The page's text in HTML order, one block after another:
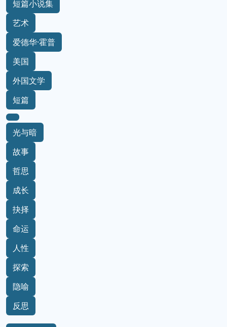
短篇小说集
艺术
爱德华·霍普
美国
外国文学
短篇
光与暗
故事
哲思
成长
抉择
命运
人性
探索
隐喻
反思